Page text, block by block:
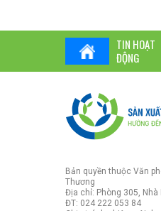
TIN HOẠT
ĐỘNG
Bản quyền thuộc Văn
Thương
Địa chỉ: Phòng 305, Nhà
ĐT: 024 222 053 84